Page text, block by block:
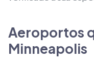
Aeroportos
Minneapolis